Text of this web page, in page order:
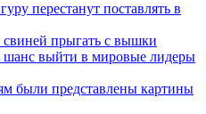
перестанут поставлять в
прыгать с вышки
шанс выйти в мировые лидеры
были представлены картины